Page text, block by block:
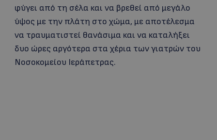
φύγει από τη σέλα και να βρεθεί από μεγάλο
ύψος με την πλάτη στο χώμα, με αποτέλεσμα
να τραυματιστεί θανάσιμα και να καταλήξει
δυο ώρες αργότερα στα χέρια των γιατρών του
Νοσοκομείου Ιεράπετρας.